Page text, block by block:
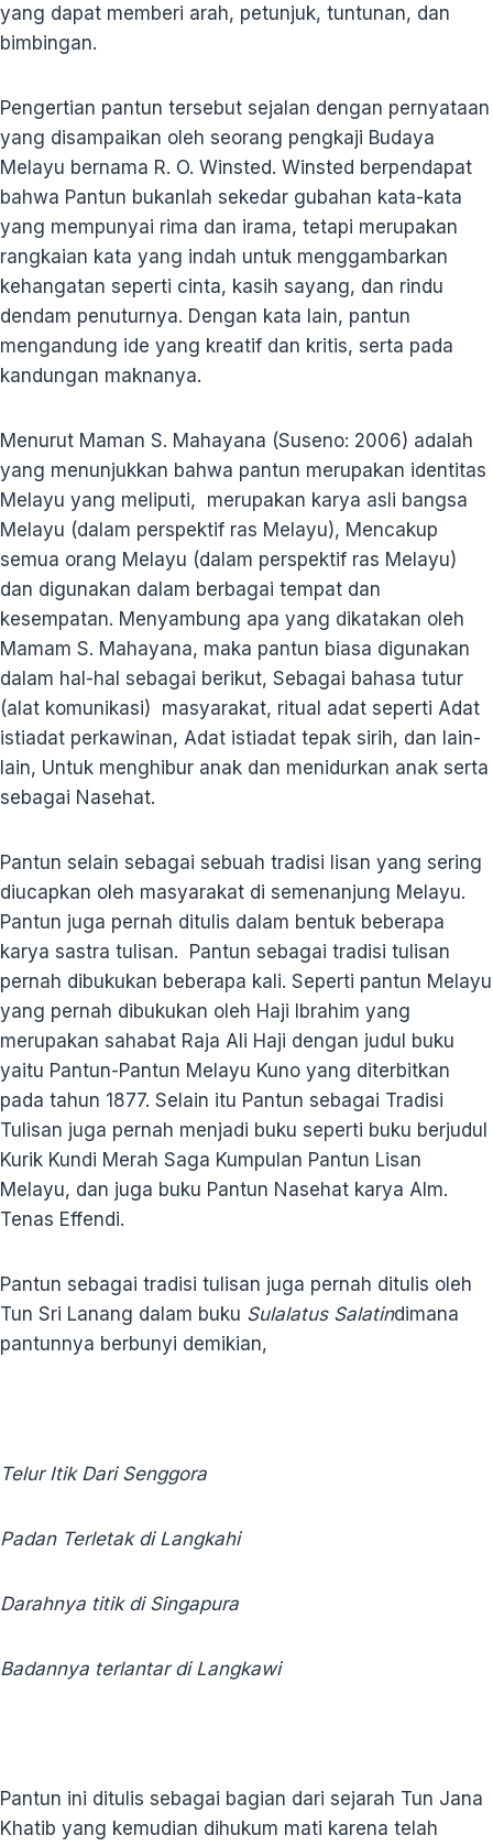
yang dapat memberi arah, petunjuk, tuntunan, dan
bimbingan.
Pengertian pantun tersebut sejalan dengan pernyataan
yang disampaikan oleh seorang pengkaji Budaya
Melayu bernama R. O. Winsted. Winsted berpendapat
bahwa Pantun bukanlah sekedar gubahan kata-kata
yang mempunyai rima dan irama, tetapi merupakan
rangkaian kata yang indah untuk menggambarkan
kehangatan seperti cinta, kasih sayang, dan rindu
dendam penuturnya. Dengan kata lain, pantun
mengandung ide yang kreatif dan kritis, serta pada
kandungan maknanya.
Menurut Maman S. Mahayana (Suseno: 2006) adalah
yang menunjukkan bahwa pantun merupakan identitas
Melayu yang meliputi, merupakan karya asli bangsa
Melayu (dalam perspektif ras Melayu), Mencakup
semua orang Melayu (dalam perspektif ras Melayu)
dan digunakan dalam berbagai tempat dan
kesempatan. Menyambung apa yang dikatakan oleh
Mamam S. Mahayana, maka pantun biasa digunakan
dalam hal-hal sebagai berikut, Sebagai bahasa tutur
(alat komunikasi) masyarakat, ritual adat seperti Adat
istiadat perkawinan, Adat istiadat tepak sirih, dan lain-
lain, Untuk menghibur anak dan menidurkan anak serta
sebagai Nasehat.
Pantun selain sebagai sebuah tradisi lisan yang sering
diucapkan oleh masyarakat di semenanjung Melayu.
Pantun juga pernah ditulis dalam bentuk beberapa
karya sastra tulisan. Pantun sebagai tradisi tulisan
pernah dibukukan beberapa kali. Seperti pantun Melayu
yang pernah dibukukan oleh Haji Ibrahim yang
merupakan sahabat Raja Ali Haji dengan judul buku
yaitu Pantun-Pantun Melayu Kuno yang diterbitkan
pada tahun 1877. Selain itu Pantun sebagai Tradisi
Tulisan juga pernah menjadi buku seperti buku berjudul
Kurik Kundi Merah Saga Kumpulan Pantun Lisan
Melayu, dan juga buku Pantun Nasehat karya Alm.
Tenas Effendi.
Pantun sebagai tradisi tulisan juga pernah ditulis oleh
Tun Sri Lanang dalam buku Sulalatus Salatindimana
pantunnya berbunyi demikian,
Telur Itik Dari Senggora
Padan Terletak di Langkahi
Darahnya titik di Singapura
Badannya terlantar di Langkawi
Pantun ini ditulis sebagai bagian dari sejarah Tun Jana
Khatib yang kemudian dihukum mati karena telah